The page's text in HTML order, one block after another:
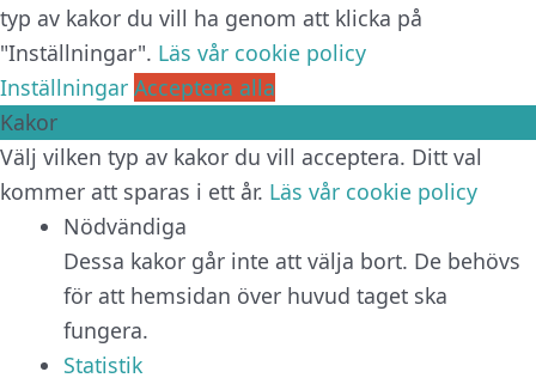
typ av kakor du vill ha genom att klicka på
"Inställningar". Läs vår cookie policy
Inställningar Acceptera alla
Kakor
Välj vilken typ av kakor du vill acceptera. Ditt val
kommer att sparas i ett år. Läs vår cookie policy
Nödvändiga
Dessa kakor går inte att välja bort. De behövs
för att hemsidan över huvud taget ska
fungera.
Statistik